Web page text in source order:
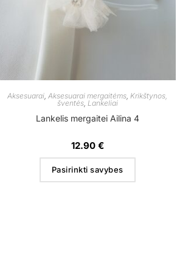
Aksesuarai ,Aksesuarai mergaitėms Krikštynos,
šventės, Lankeliai
Lankelis mergaitei Ailina 4
12.90 €
Pasirinkti savybes